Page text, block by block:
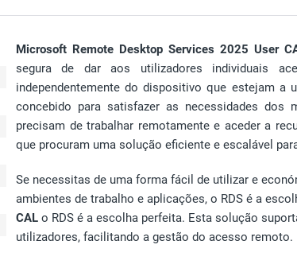
Microsoft Remote Desktop Services 2025 User
segura de dar aos utilizadores individuais
independentemente do dispositivo que estejam
concebido para satisfazer as necessidades dos
precisam de trabalhar remotamente e aceder a
que procuram uma solução eficiente e escalável
Se necessitas de uma forma fácil de utilizar e
ambientes de trabalho e aplicações, o RDS é a
CAL o RDS é a escolha perfeita. Esta solução
utilizadores, facilitando a gestão do acesso remoto.